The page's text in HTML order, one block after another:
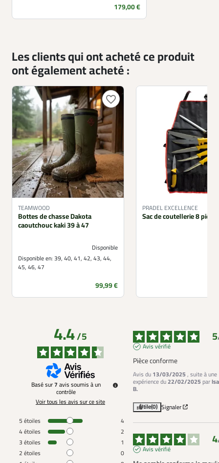
Prix
179,00 €
Les clients qui ont acheté ce produit
ont également acheté :
favorite_border
TEAMWOOD
Bottes de chasse Dakota
caoutchouc kaki 39 à 47
Disponible
Disponible en: 39, 40, 41, 42, 43, 44,
45, 46, 47
Prix
99,99 €
PRADEL EXCELLENCE
Sac de coutellerie 8
4.4/5
Basé sur7 avis soumis à un
contrôle
Voir tous les avis sur ce site
5 étoiles
4
4étoiles
2
3 étoiles
1
2 étoiles
0
5
Avis vérifié
Pièce conforme
Avis du 13/03/2025 , suite à une
expérience du22/02/2025 par
B.
Utile(0) Signaler
4
Avis vérifié